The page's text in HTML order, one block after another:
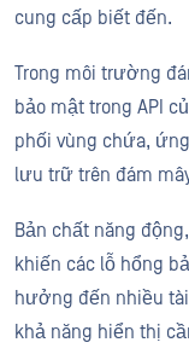
cung cấp biết đến.
Trong môi trường
bảo mật trong API
phối vùng chứa,
lưu trữ trên đám
Bản chất năng
khiến các lỗ hổng
hưởng đến nhiều
khả năng hiển thị